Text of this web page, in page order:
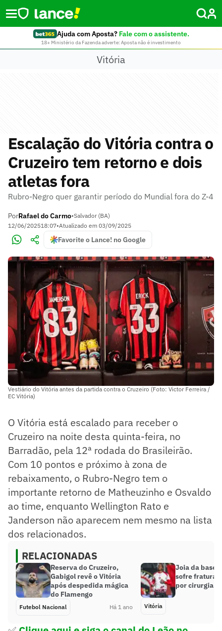
Ajuda com Aposta? Fale com o assistente.
18+ Ministério da Fazenda adverte: Aposta não é investimento
Vitória
Escalação do Vitória contra o
Cruzeiro tem retorno e dois
atletas fora
Rubro-Negro quer garantir período do Mundial fora do Z-4
PorRafael do Carmo•Salvador (BA)
12/06/202518:07•Atualizado em 03/09/2025
Favorite o Lance! no Google
Vestiário do Vitória antes da partida contra o Cruzeiro (Foto: Victor Ferreira /
EC Vitória)
O Vitória está escalado para receber o
Cruzeiro na noite desta quinta-feira, no
Barradão, pela 12ª rodada do Brasileirão.
Com 10 pontos e próximo à zona de
rebaixamento, o Rubro-Negro tem o
importante retorno de Matheuzinho e Osvaldo
ao time, enquanto Wellington Rato e
Janderson não aparecem nem mesmo na lista
dos relacionados.
RELACIONADAS
Reserva do Cruzeiro,
Gabigol revê o Vitória
após despedida mágica
do Flamengo
Futebol Nacional Há 1 ano
Joia da base
sofre fratura
por cirurgia
Vitória